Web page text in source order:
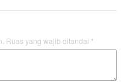
Ruas yang wajib ditandai *